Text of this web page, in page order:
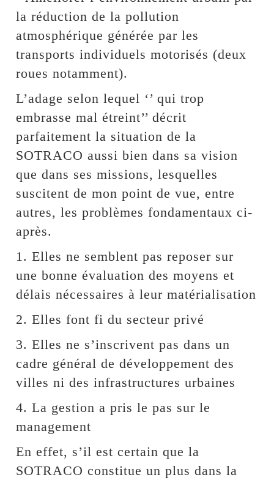
la réduction de la pollution
atmosphérique générée par les
transports individuels motorisés (deux
roues notamment).
L’adage selon lequel ‘’ qui trop
embrasse mal étreint’’ décrit
parfaitement la situation de la
SOTRACO aussi bien dans sa vision
que dans ses missions, lesquelles
suscitent de mon point de vue, entre
autres, les problèmes fondamentaux ci-
après.
1. Elles ne semblent pas reposer sur
une bonne évaluation des moyens et
délais nécessaires à leur matérialisation
2. Elles font fi du secteur privé
3. Elles ne s’inscrivent pas dans un
cadre général de développement des
villes ni des infrastructures urbaines
4. La gestion a pris le pas sur le
management
En effet, s’il est certain que la
SOTRACO constitue un plus dans la